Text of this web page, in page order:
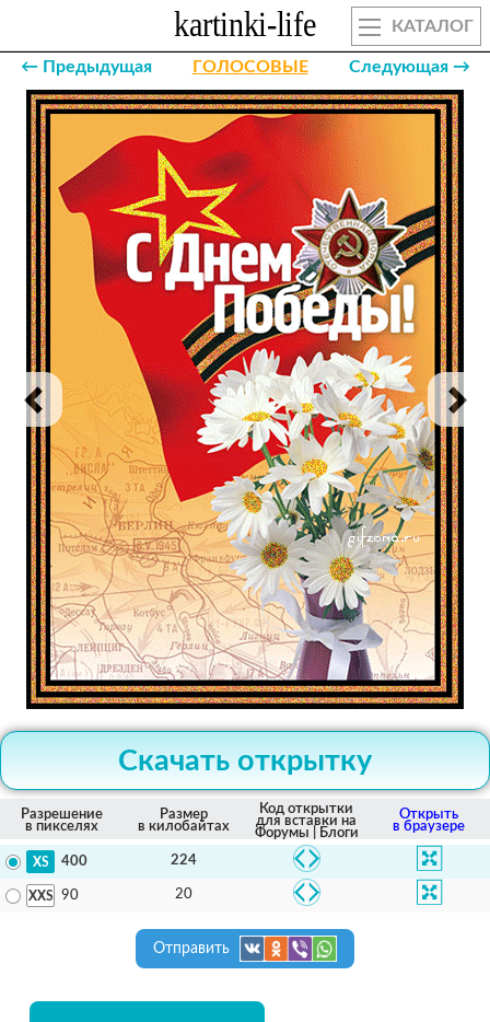
КАТАЛОГ
← Предыдущая ГОЛОСОВЫЕ Следующая →
Скачать открытку
Разрешение
в пикселях
Размер
в килобайтах
Код открытки
для вставки на
Форумы | Блоги
Открыть
в браузере
400 224
90 20
Отправить